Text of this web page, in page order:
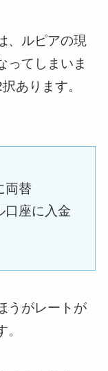
、ルピアの現
ってしまいま
あります。
両替
口座に入金
うがレートが